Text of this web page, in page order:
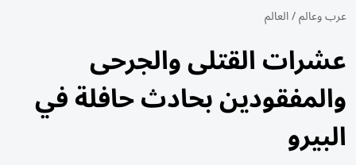
عرب وعالم/العالم
عشرات القتلى والجرحى
والمفقودين بحادث حافلة في
البيرو